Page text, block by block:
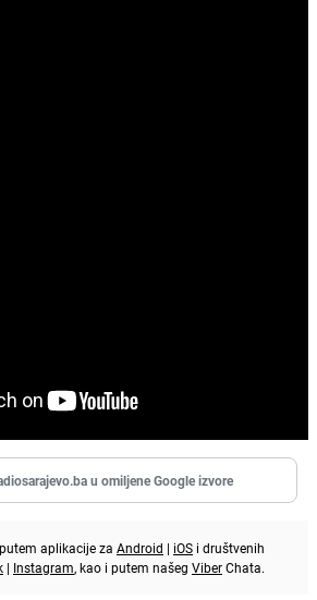
u omiljene Google izvore
aplikacije za Android | iOS i društvenih
| Instagram, kao i putem našeg ViberChata.